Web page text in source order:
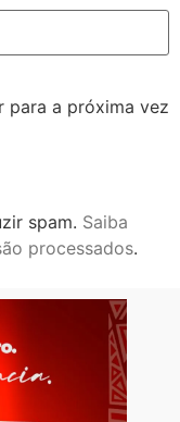
para a próxima vez
spam. Saiba
processados.